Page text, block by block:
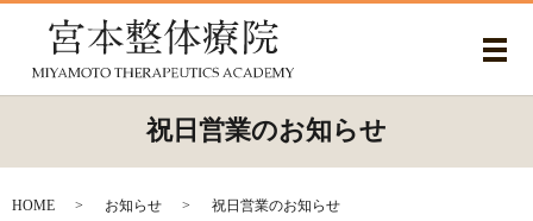
メ
祝日営業のお知らせ
HOME お知らせ 祝日営業のお知らせ